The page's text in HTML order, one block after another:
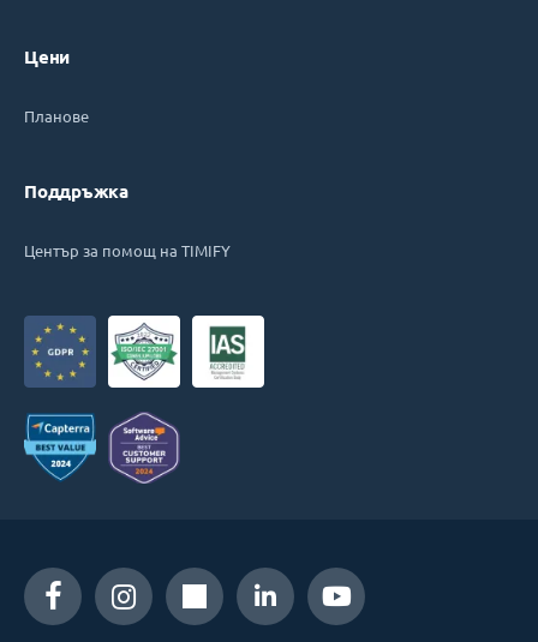
Цени
Планове
Поддръжка
Център за помощ на TIMIFY